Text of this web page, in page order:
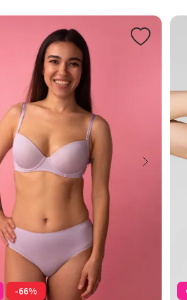
-66%